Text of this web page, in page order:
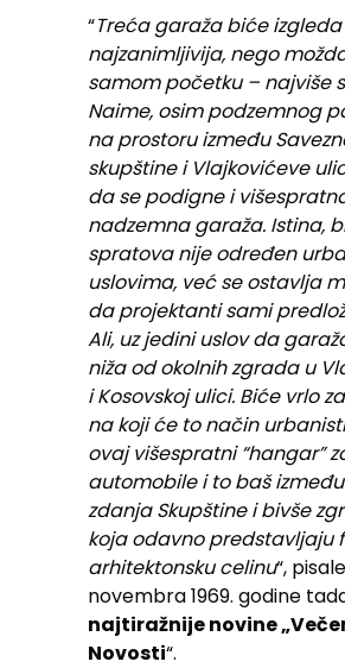
“Treća garaža biće
najzanimljivija, nego
samom početku – najviše
Naime, osim podzemnog
na prostoru između
skupštine i Vlajkovićeve
da se podigne i
nadzemna garaža. Istina,
spratova nije određen
uslovima, već se ostavlja
da projektanti sami
Ali, uz jedini uslov da
niža od okolnih zgrada u
i Kosovskoj ulici. Biće vrlo
na koji će to način
ovaj višespratni “hangar”
automobile i to baš
zdanja Skupštine i bivše
koja odavno predstavljaju
arhitektonsku celinu“,
novembra 1969. godine
najtiražnije novine
Novosti“.